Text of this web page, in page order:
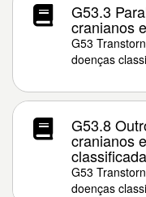
G53.3
cranianos
G53
doenças
G53.8
cranianos
G53
doenças